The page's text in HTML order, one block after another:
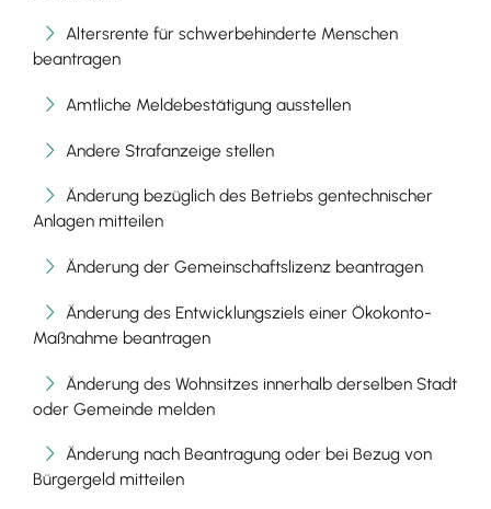
Altersrente für schwerbehinderte Menschen
beantragen
Amtliche Meldebestätigung ausstellen
Andere Strafanzeige stellen
Änderung bezüglich des Betriebs gentechnischer
Anlagen mitteilen
Änderung der Gemeinschaftslizenz beantragen
Änderung des Entwicklungsziels einer Ökokonto-
Maßnahme beantragen
Änderung des Wohnsitzes innerhalb derselben Stadt
oder Gemeinde melden
Änderung nach Beantragung oder bei Bezug von
Bürgergeld mitteilen